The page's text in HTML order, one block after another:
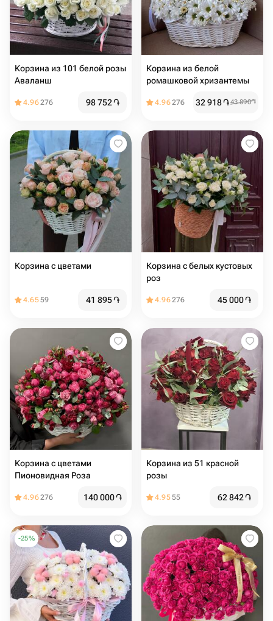
Корзина из 101 белой розы
Аваланш
4.96276 98 752֏
Корзина из белой
ромашковой хризантемы
4.96276 32 918֏43 890֏
Корзина с цветами
4.6559 41 895֏
Корзина с белых кустовых
роз
4.96276 45 000֏
Корзина с цветами
Пионовидная Роза
4.96276 140 000֏
Корзина из 51 красной
розы
4.9555 62 842֏
-25%